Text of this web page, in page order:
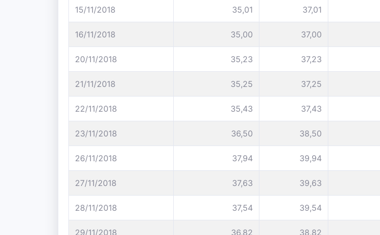
15/11/2018 35,01 37,01
16/11/2018 35,00 37,00
20/11/2018 35,23 37,23
21/11/2018 35,25 37,25
22/11/2018 35,43 37,43
23/11/2018 36,50 38,50
26/11/2018 37,94 39,94
27/11/2018 37,63 39,63
28/11/2018 37,54 39,54
29/11/2018 36,82 38,82